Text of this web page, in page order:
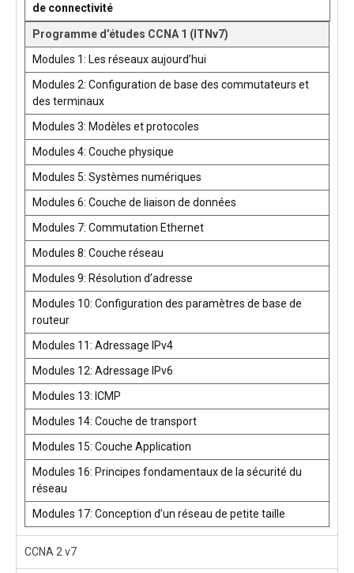
de connectivité
Programme d’études CCNA 1 (ITNv7)
Modules 1: Les réseaux aujourd’hui
Modules 2: Configuration de base des commutateurs et
des terminaux
Modules 3: Modèles et protocoles
Modules 4: Couche physique
Modules 5: Systèmes numériques
Modules 6: Couche de liaison de données
Modules 7: Commutation Ethernet
Modules 8: Couche réseau
Modules 9: Résolution d’adresse
Modules 10: Configuration des paramètres de base de
routeur
Modules 11: Adressage IPv4
Modules 12: Adressage IPv6
Modules 13: ICMP
Modules 14: Couche de transport
Modules 15: Couche Application
Modules 16: Principes fondamentaux de la sécurité du
réseau
Modules 17: Conception d’un réseau de petite taille
CCNA 2 v7